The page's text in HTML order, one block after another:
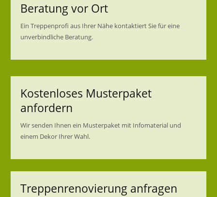
Beratung vor Ort
Ein Treppenprofi aus Ihrer Nähe kontaktiert Sie für eine
unverbindliche Beratung.
Kostenloses Musterpaket
anfordern
Wir senden Ihnen ein Musterpaket mit Infomaterial und
einem Dekor Ihrer Wahl.
Treppenrenovierung anfragen